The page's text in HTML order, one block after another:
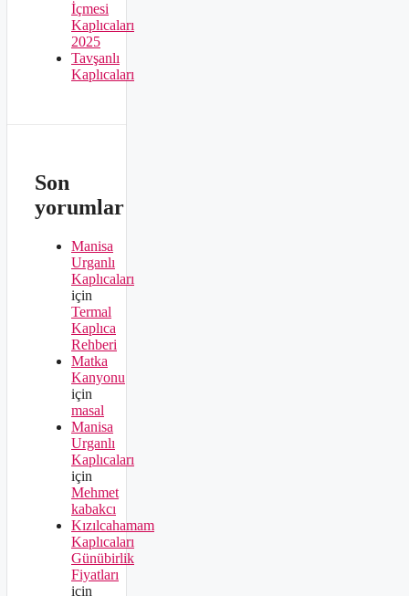
İçmesi
Kaplıcaları
2025
Tavşanlı
Kaplıcaları
Son
yorumlar
Manisa
Urganlı
Kaplıcaları
için
Termal
Kaplıca
Rehberi
Matka
Kanyonu
için
masal
Manisa
Urganlı
Kaplıcaları
için
Mehmet
kabakcı
Kızılcahamam
Kaplıcaları
Günübirlik
Fiyatları
için